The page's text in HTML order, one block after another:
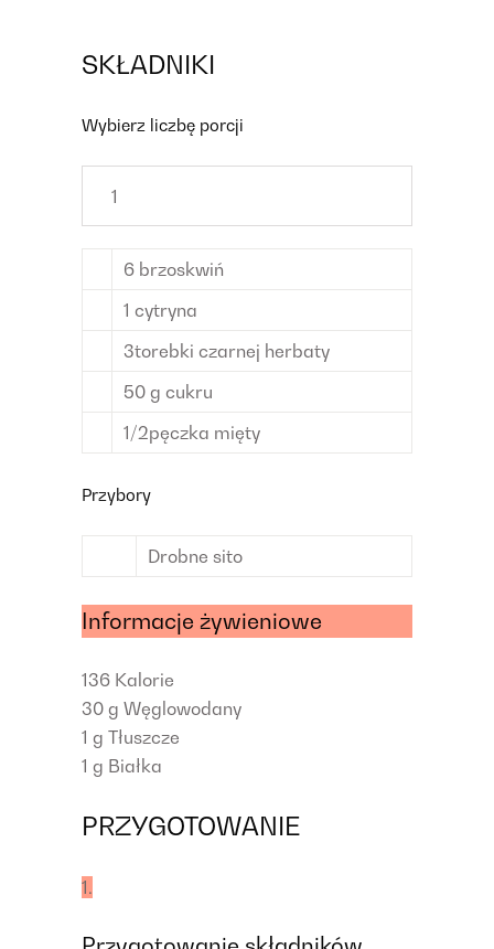
SKŁADNIKI
Wybierz liczbę porcji
6 brzoskwiń
1 cytryna
3torebki czarnej herbaty
50 g cukru
1/2pęczka mięty
Przybory
Drobne sito
Informacje żywieniowe
136 Kalorie
30 g Węglowodany
1 g Tłuszcze
1 g Białka
PRZYGOTOWANIE
1.